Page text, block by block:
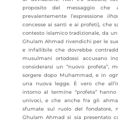
proposito del messaggio
prevalentemente l’espressione
concesse ai santi e ai profeti), che
contesto islamico tradizionale, da
Ghulam Ahmad rivendichi per le
e infallibile che dovrebbe
musulmani ortodossi accusano
considerarsi un “nuovo profeta”,
sorgere dopo Muhammad, e in
una nuova legge. È vero che
intorno al termine “profeta”
univoci, e che anche fra gli
sfumate sul ruolo del fondatore,
Ghulam Ahmad si sia presentato